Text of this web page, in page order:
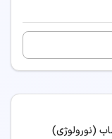
(نورولوژی)